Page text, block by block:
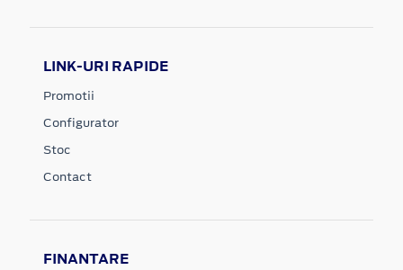
LINK-URI RAPIDE
Promotii
Configurator
Stoc
Contact
FINANTARE